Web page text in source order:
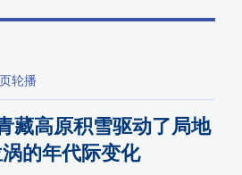
轮播
藏高原积雪驱动了局地
的年代际变化